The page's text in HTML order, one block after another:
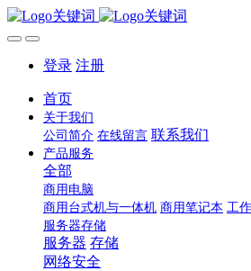
登录 注册
首页
关于我们
公司简介 在线留言 联系我们
产品服务
全部
商用电脑
商用台式机与一体机 商用笔记本 工
服务器存储
服务器 存储
网络安全